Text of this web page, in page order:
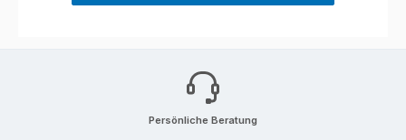
Persönliche Beratung